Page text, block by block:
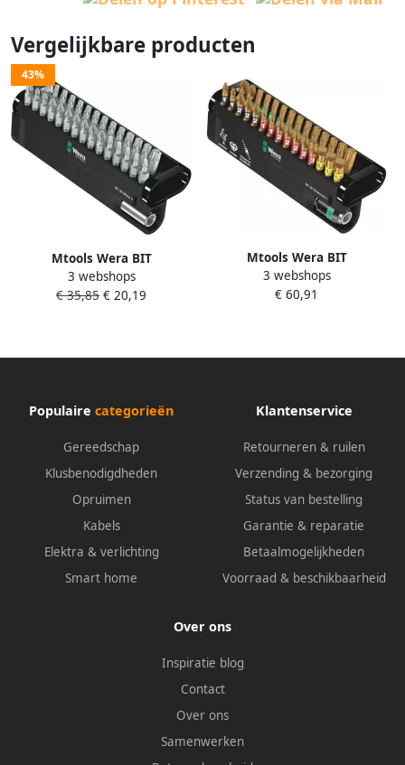
Vergelijkbare producten
43%
Mtools Wera BIT
ASSORTIMENT BIT-CHECK 30
WOOD 2 30 -DELIG |
3 webshops
€ 35,85 € 20,19
Mtools Wera BIT
ASSORTIMENT BIT-CHECK 30
DIAMOND 1 30 -DELIG |
3 webshops
€ 60,91
Populaire categorieën
Gereedschap
Klusbenodigdheden
Opruimen
Kabels
Elektra & verlichting
Smart home
Klantenservice
Retourneren & ruilen
Verzending & bezorging
Status van bestelling
Garantie & reparatie
Betaalmogelijkheden
Voorraad & beschikbaarheid
Over ons
Inspiratie blog
Contact
Over ons
Samenwerken